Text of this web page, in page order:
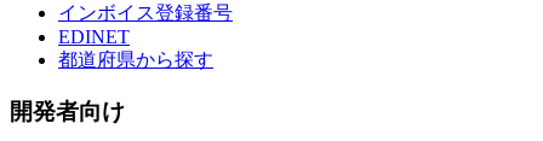
インボイス登録番号
EDINET
都道府県から探す
開発者向け